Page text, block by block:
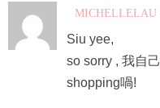
MICHELLELAU
Siu yee,
so sorry , 我自
shopping喎!